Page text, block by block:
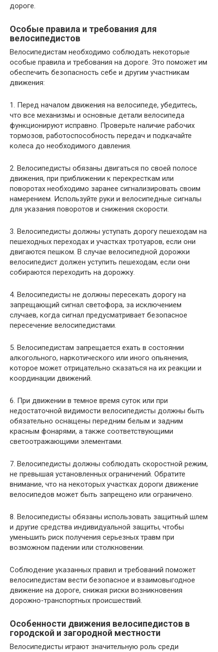
дороге.
Особые правила и требования для
велосипедистов
Велосипедистам необходимо соблюдать некоторые
особые правила и требования на дороге. Это поможет им
обеспечить безопасность себе и другим участникам
движения:
1. Перед началом движения на велосипеде, убедитесь,
что все механизмы и основные детали велосипеда
функционируют исправно. Проверьте наличие рабочих
тормозов, работоспособность передач и подкачайте
колеса до необходимого давления.
2. Велосипедисты обязаны двигаться по своей полосе
движения, при приближении к перекресткам или
поворотах необходимо заранее сигнализировать своим
намерением. Используйте руки и велосипедные сигналы
для указания поворотов и снижения скорости.
3. Велосипедисты должны уступать дорогу пешеходам на
пешеходных переходах и участках тротуаров, если они
двигаются пешком. В случае велосипедной дорожки
велосипедист должен уступить пешеходам, если они
собираются переходить на дорожку.
4. Велосипедисты не должны пересекать дорогу на
запрещающий сигнал светофора, за исключением
случаев, когда сигнал предусматривает безопасное
пересечение велосипедистами.
5. Велосипедистам запрещается ехать в состоянии
алкогольного, наркотического или иного опьянения,
которое может отрицательно сказаться на их реакции и
координации движений.
6. При движении в темное время суток или при
недостаточной видимости велосипедисты должны быть
обязательно оснащены передним белым и задним
красным фонарями, а также соответствующими
светоотражающими элементами.
7. Велосипедисты должны соблюдать скоростной режим,
не превышая установленных ограничений. Обратите
внимание, что на некоторых участках дороги движение
велосипедов может быть запрещено или ограничено.
8. Велосипедисты обязаны использовать защитный шлем
и другие средства индивидуальной защиты, чтобы
уменьшить риск получения серьезных травм при
возможном падении или столкновении.
Соблюдение указанных правил и требований поможет
велосипедистам вести безопасное и взаимовыгодное
движение на дороге, снижая риски возникновения
дорожно-транспортных происшествий.
Особенности движения велосипедистов в
городской и загородной местности
Велосипедисты играют значительную роль среди